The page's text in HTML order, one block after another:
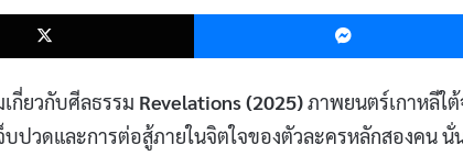
X
กี่ยวกับศีลธรรม Revelations (2025)ภาพยนตร์เกาหลีใ
บปวดและการต่อสู้ภายในจิตใจของตัวละครหลักสองคน นั่